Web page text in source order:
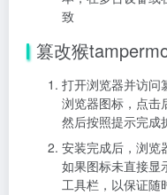
致
篡改猴
打开浏览器并访问
浏览器图标，点击
然后按照提示完成
安装完成后，浏览
如果图标未直接显
工具栏，以保证随